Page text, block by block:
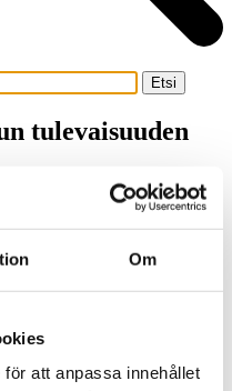
Om
att anpassa innehållet
Etsi
tulevaisuuden
käsittää 26
Ehdotuksessa visioitiin
oli yksi kolmesta
senioriasumuksesta